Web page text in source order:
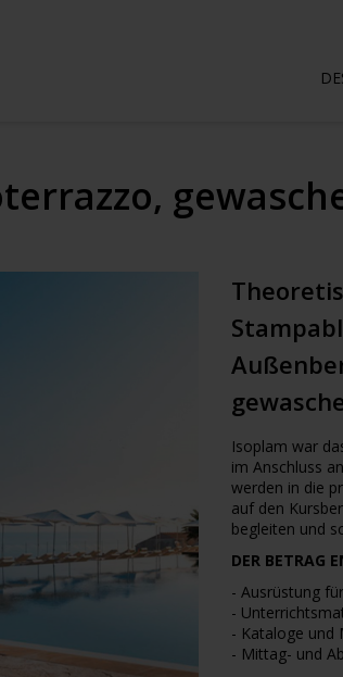
Isoplam war
im Anschluss
werden in die
auf den
begleiten und
DER BETRAG
- Ausrüstung
-
- Kataloge und
- Mittag- und